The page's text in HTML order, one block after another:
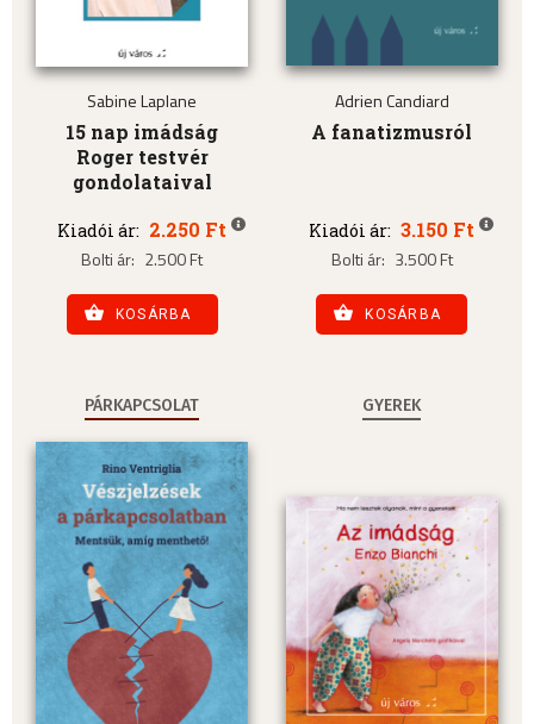
Sabine Laplane
15 nap imádság
Roger testvér
gondolataival
Kiadói ár: 2.250 Ft
Bolti ár: 2.500 Ft
KOSÁRBA
Adrien Candiard
A fanatizmusról
Kiadói ár: 3.150 Ft
Bolti ár: 3.500 Ft
KOSÁRBA
PÁRKAPCSOLAT GYEREK